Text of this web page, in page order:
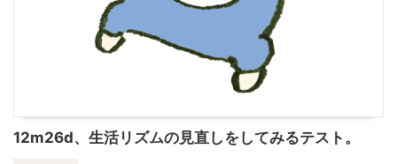
12m26d、生活リズムの見直しをしてみるテスト。